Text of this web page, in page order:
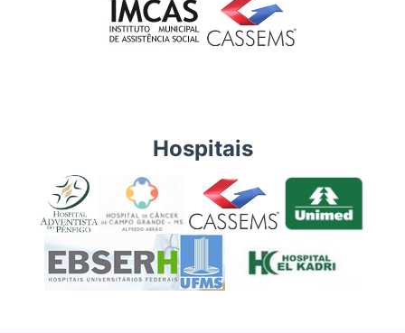
Hospitais